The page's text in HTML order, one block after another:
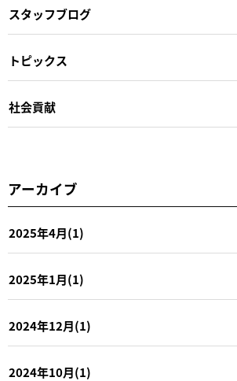
スタッフブログ
トピックス
社会貢献
アーカイブ
2025年4月(1)
2025年1月(1)
2024年12月(1)
2024年10月(1)